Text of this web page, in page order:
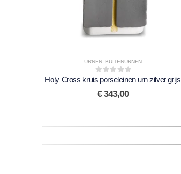
URNEN, BUITENURNEN
0 out of 5
Holy Cross kruis porseleinen urn zilver grijs
€343,00